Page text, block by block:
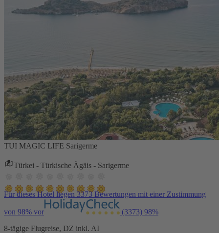
TUI MAGIC LIFE Sarigerme
Türkei - Türkische Ägäis - Sarigerme
Für dieses Hotel liegen 3373 Bewertungen mit einer Zustimmung
von 98% vor (3373) 98%
8-tägige Flugreise, DZ inkl. AI